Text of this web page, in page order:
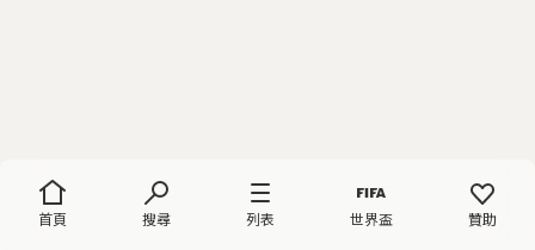
首頁 搜尋 列表 世界盃 贊助